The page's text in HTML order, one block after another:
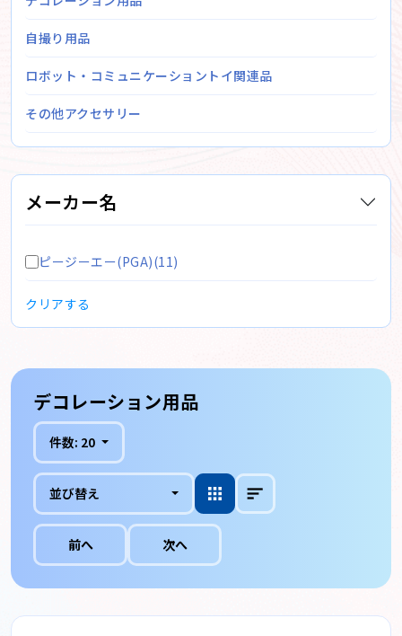
自撮り用品
ロボット・コミュニケーショントイ関連品
その他アクセサリー
メーカー名
ピージーエー(PGA)(11)
クリアする
デコレーション用品
件数: 20
並び替え
前へ 次へ